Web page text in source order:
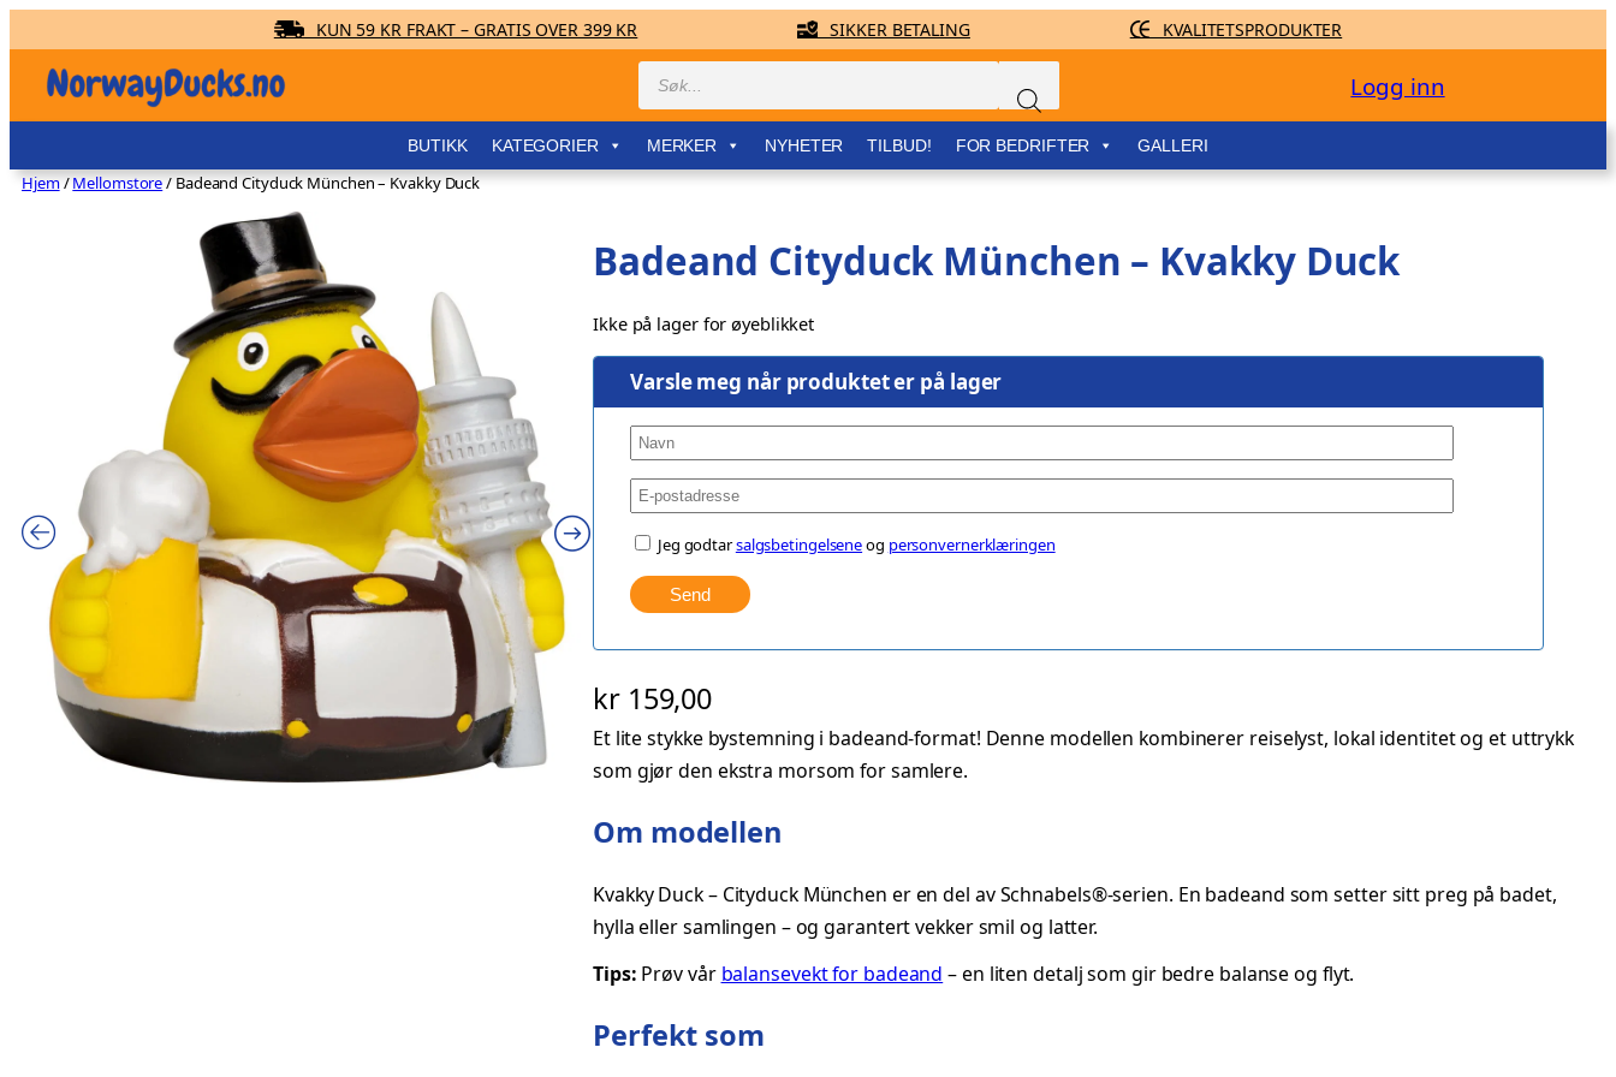
innhold
KUN 59 KR FRAKT – GRATIS OVER 399 KR SIKKER BETALING KVALITETSPRODUKTER
Products
search Logg inn
BUTIKK KATEGORIER MERKER NYHETER TILBUD! FOR BEDRIFTER GALLERI
Hjem/Mellomstore/ Badeand Cityduck München – Kvakky Duck
Badeand Cityduck München – Kvakky Duck
Ikke på lager for øyeblikket
Varsle meg når produktet er på lager
Jeg godtarsalgsbetingelseneog personvernerklæringen
Send
kr159,00
Et lite stykke bystemning i badeand-format! Denne modellen kombinerer reiselyst, lokal identitet og et uttrykk
som gjør den ekstra morsom for samlere.
Om modellen
Kvakky Duck – Cityduck München er en del av Schnabels®-serien. En badeand som setter sitt preg på badet,
hylla eller samlingen – og garantert vekker smil og latter.
Tips: Prøv vår balansevekt for badeand – en liten detalj som gir bedre balanse og flyt.
Perfekt som